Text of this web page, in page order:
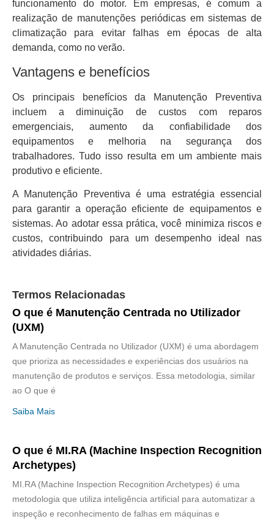
funcionamento do motor. Em empresas, é comum a
realização de manutenções periódicas em sistemas de
climatização para evitar falhas em épocas de alta
demanda, como no verão.
Vantagens e benefícios
Os principais benefícios da Manutenção Preventiva
incluem a diminuição de custos com reparos
emergenciais, aumento da confiabilidade dos
equipamentos e melhoria na segurança dos
trabalhadores. Tudo isso resulta em um ambiente mais
produtivo e eficiente.
A Manutenção Preventiva é uma estratégia essencial
para garantir a operação eficiente de equipamentos e
sistemas. Ao adotar essa prática, você minimiza riscos e
custos, contribuindo para um desempenho ideal nas
atividades diárias.
Termos Relacionadas
O que é Manutenção Centrada no Utilizador
(UXM)
A Manutenção Centrada no Utilizador (UXM) é uma abordagem
que prioriza as necessidades e experiências dos usuários na
manutenção de produtos e serviços. Essa metodologia, similar
ao O que é
Saiba Mais
O que é MI.RA (Machine Inspection Recognition
Archetypes)
MI.RA (Machine Inspection Recognition Archetypes) é uma
metodologia que utiliza inteligência artificial para automatizar a
inspeção e reconhecimento de falhas em máquinas e